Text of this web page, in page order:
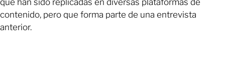
contenido, pero que forma parte de una entrevista
anterior.